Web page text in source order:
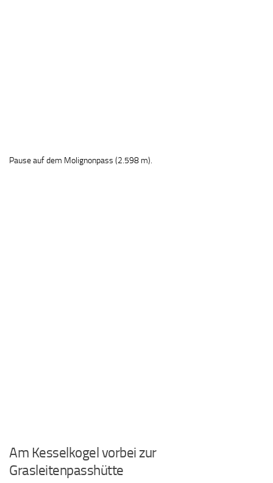
Pause auf dem Molignonpass (2.598 m).
Am Kesselkogel vorbei zur
Grasleitenpasshütte